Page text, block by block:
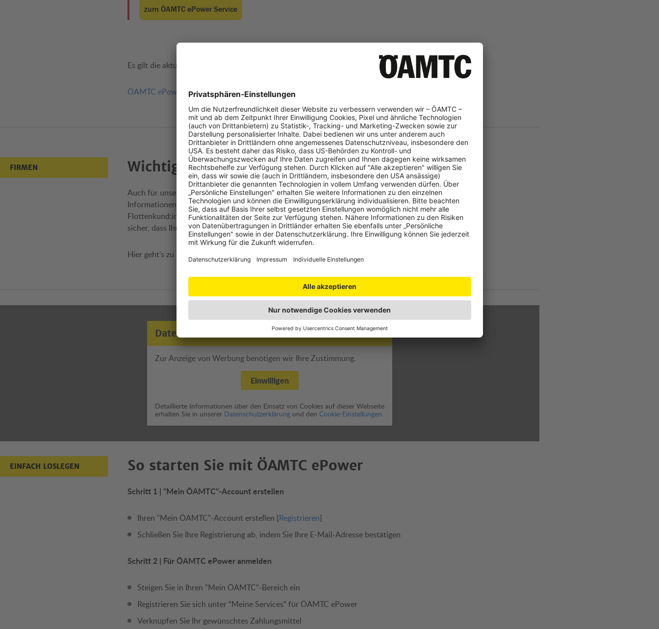
zum ÖAMTC ePower Service
Es gilt die aktuelle
ÖAMTC ePower ist ein Angebot und Produkt der ÖAMTC Verbandsbetriebe GmbH.
FIRMEN Wichtige Information für Firmenkund:innen
Auch für unsere Firmenkund:innen bietet ÖAMTC ePower zusätzliche Funktionen und Verbesserungen.
Informationen zu den Möglichkeiten im Lade- und Abrechnungsprozess sowie spezielle Hinweise für
Flottenkund:innen finden Sie gesammelt auf unserer ÖAMTC ePower.Business Website. So stellen Sie
sicher, dass Ihre Mitarbeiter:innen und Ihr Fuhrpark optimal mit ÖAMTC ePower ausgestattet sind.
Hier geht’s zu
Datenschutz
Zur Anzeige von Werbung benötigen wir Ihre Zustimmung.
Einwilligen
Detaillierte Informationen über den Einsatz von Cookies auf dieser Webseite
erhalten Sie in unserer Datenschutzerklärung und den Cookie-Einstellungen.
EINFACH LOSLEGEN So starten Sie mit ÖAMTC ePower
Schritt 1 | "Mein ÖAMTC"-Account erstellen
Ihren "Mein ÖAMTC"-Account erstellen [Registrieren]
Schließen Sie Ihre Registrierung ab, indem Sie Ihre E-Mail-Adresse bestätigen
Schritt 2 | Für ÖAMTC ePower anmelden
Steigen Sie in Ihren "Mein ÖAMTC"-Bereich ein
Registrieren Sie sich unter “Meine Services” für ÖAMTC ePower
Verknüpfen Sie Ihr gewünschtes Zahlungsmittel